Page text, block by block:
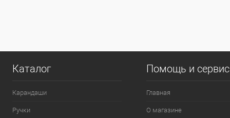
Каталог
Карандаши
Ручки
Помощь и
Главная
О магазине